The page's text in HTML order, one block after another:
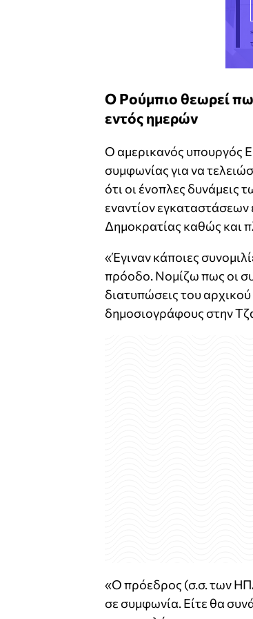
Ο Ρούμπιο θεωρεί
εντός ημερών
Ο αμερικανός υπουργός
συμφωνίας για να
ότι οι ένοπλες
εναντίον εγκαταστάσεων
Δημοκρατίας καθώς και
«Έγιναν κάποιες
πρόοδο. Νομίζω πως οι
διατυπώσεις του
δημοσιογράφους στην
«Ο πρόεδρος (σ.σ. των
σε συμφωνία. Είτε θα